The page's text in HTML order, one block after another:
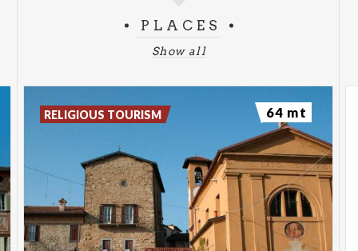
PLACES
Show all
RELIGIOUS TOURISM 64 mt